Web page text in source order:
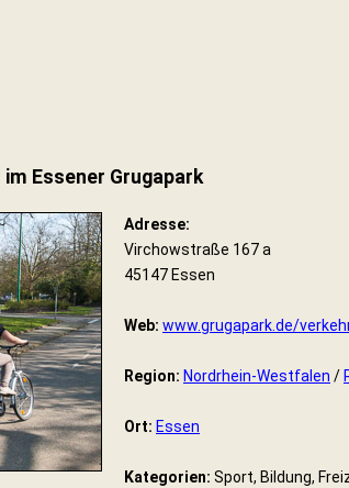
Essener Grugapark
Adresse:
Virchowstraße 167 a
45147 Essen
Web: www.grugapark.de/
Region: Nordrhein-Westfalen /
Ort: Essen
Kategorien: Sport, Bildung,